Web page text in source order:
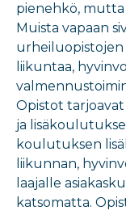
pienehkö,
Muista vapaan
liikuntaa,
Opistot
ja
koulutuksen
liikunnan,
laajalle
katsomatta.